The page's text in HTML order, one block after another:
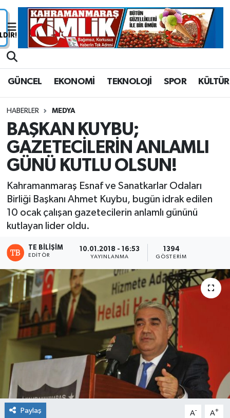
GÜNCEL EKONOMİ TEKNOLOJİ SPOR KÜLTÜR
HABERLER MEDYA
BAŞKAN KUYBU;
GAZETECİLERİN ANLAMLI
GÜNÜ KUTLU OLSUN!
Kahramanmaraş Esnaf ve Sanatkarlar Odaları
Birliği Başkanı Ahmet Kuybu, bugün idrak edilen
10 ocak çalışan gazetecilerin anlamlı gününü
kutlayan lider oldu.
TE BILIŞIM
EDITÖR
10.01.2018 - 16:53
YAYINLANMA
1394
GÖSTERIM
Paylaş A- A+
Nöbetçi Eczaneler
Süper Lig Puan Durumu ve Fikstür
Tüm Manşetler
Son Dakika Haberleri
Haber Arşivi